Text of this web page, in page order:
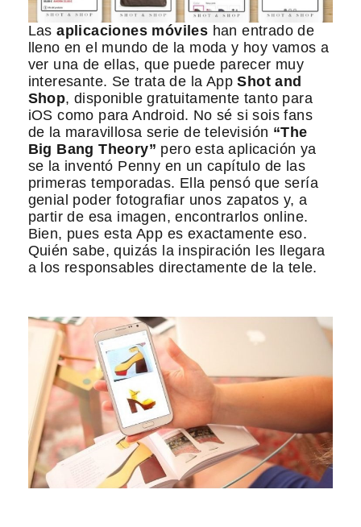
Lasaplicaciones móviles han entrado de
lleno en el mundo de la moda y hoy vamos a
ver una de ellas, que puede parecer muy
interesante. Se trata de la AppShot and
Shop, disponible gratuitamente tanto para
iOS como para Android. No sé si sois fans
de la maravillosa serie de televisión “The
Big Bang Theory” pero esta aplicación ya
se la inventó Penny en un capítulo de las
primeras temporadas. Ella pensó que sería
genial poder fotografiar unos zapatos y, a
partir de esa imagen, encontrarlos online.
Bien, pues esta App es exactamente eso.
Quién sabe, quizás la inspiración les llegara
a los responsables directamente de la tele.